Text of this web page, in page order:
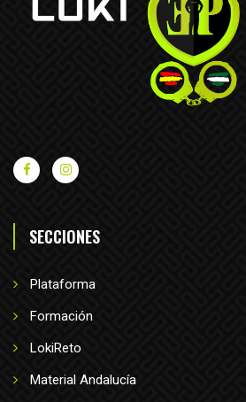
SECCIONES
Plataforma
Formación
LokiReto
Material Andalucía